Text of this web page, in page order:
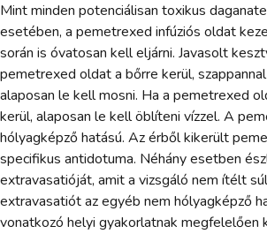
Mint minden potenciálisan toxikus
esetében, a pemetrexed infúziós oldat
során is óvatosan kell eljárni. Javasolt
pemetrexed oldat a bőrre kerül,
alaposan le kell mosni. Ha a pemetrexed
kerül, alaposan le kell öblíteni vízzel. A
hólyagképző hatású. Az érből kikerült
specifikus antidotuma. Néhány esetben
extravasatióját, amit a vizsgáló nem ítélt
extravasatiót az egyéb nem hólyagképző
vonatkozó helyi gyakorlatnak megfelelően